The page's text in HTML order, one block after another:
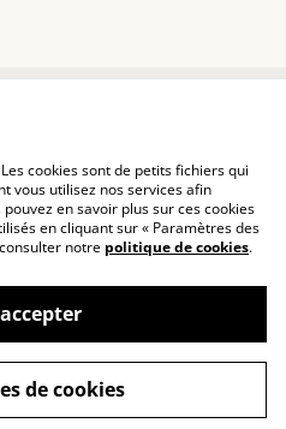
Politique de cookies
powered by
cookies sont de petits fichiers qui
vous utilisez nos services afin
en savoir plus sur ces cookies
en cliquant sur « Paramètres des
notre politique de cookies.
de cookies